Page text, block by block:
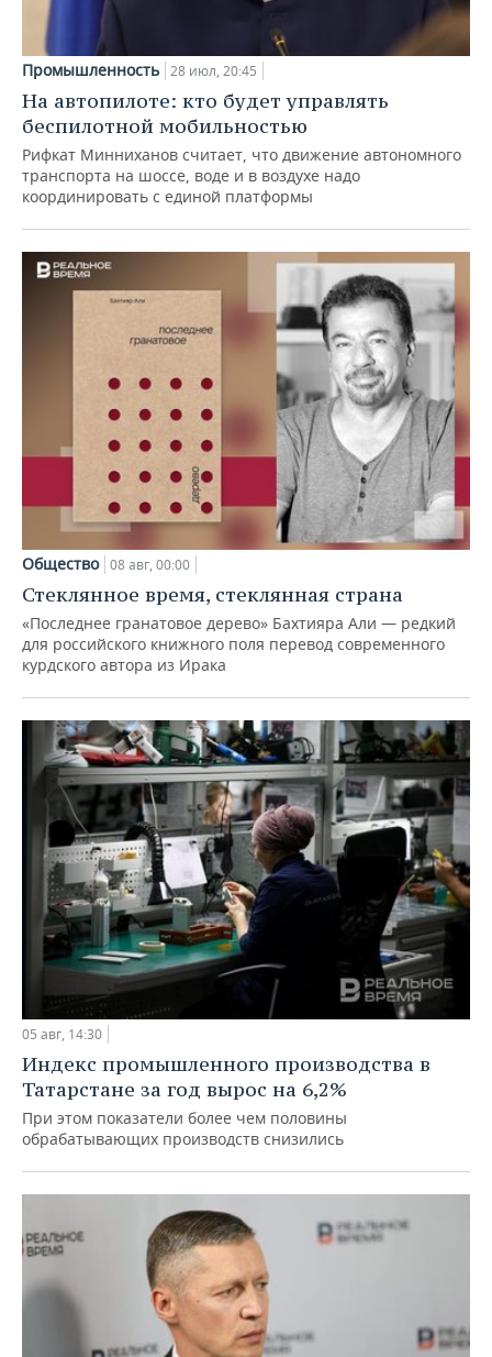
Промышленность 28 июл, 20:45
На автопилоте: кто будет управлять
беспилотной мобильностью
Рифкат Минниханов считает, что движение автономного
транспорта на шоссе, воде и в воздухе надо
координировать с единой платформы
Общество 08 авг, 00:00
Стеклянное время, стеклянная страна
«Последнее гранатовое дерево» Бахтияра Али — редкий
для российского книжного поля перевод современного
курдского автора из Ирака
05 авг, 14:30
Индекс промышленного производства в
Татарстане за год вырос на 6,2%
При этом показатели более чем половины
обрабатывающих производств снизились